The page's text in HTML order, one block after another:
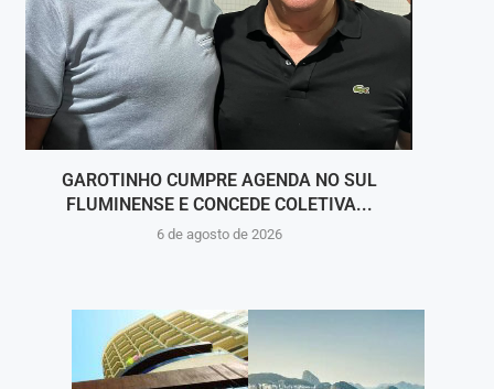
GAROTINHO CUMPRE AGENDA NO SUL
FLUMINENSE E CONCEDE COLETIVA...
6 de agosto de 2026